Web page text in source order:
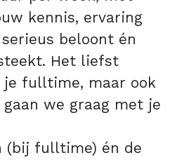
kennis, ervaring
beloont én
Het liefst
fulltime, maar ook
we graag met je
(bij fulltime) én de